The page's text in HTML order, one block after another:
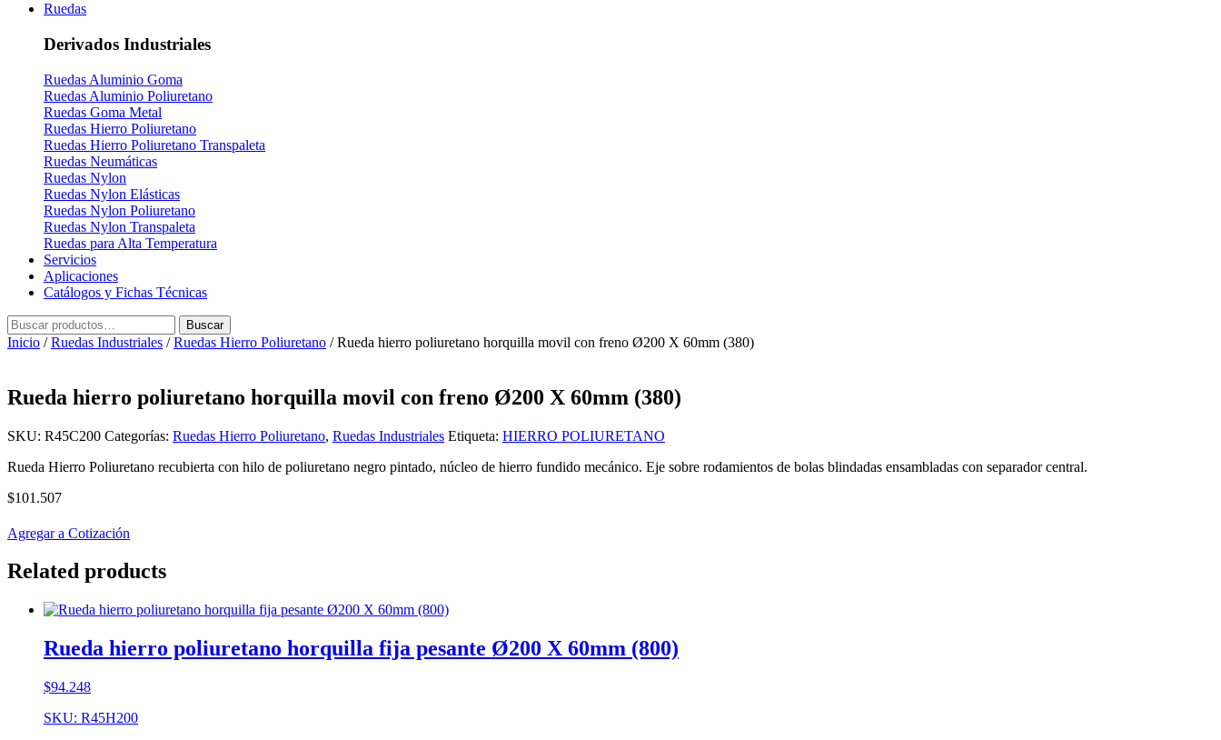
Ruedas
Derivados Industriales
Ruedas Aluminio Goma
Ruedas Aluminio Poliuretano
Ruedas Goma Metal
Ruedas Hierro Poliuretano
Ruedas Hierro Poliuretano Transpaleta
Ruedas Neumáticas
Ruedas Nylon
Ruedas Nylon Elásticas
Ruedas Nylon Poliuretano
Ruedas Nylon Transpaleta
Ruedas para Alta Temperatura
Servicios
Aplicaciones
Catálogos y Fichas Técnicas
Buscar
por:
Buscar
Inicio /Ruedas Industriales /Ruedas Hierro Poliuretano / Rueda hierro poliuretano horquilla movil con freno Ø200 X 60mm (380)
Rueda hierro poliuretano horquilla movil con freno Ø200 X 60mm (380)
SKU: R45C200 Categorías: Ruedas Hierro Poliuretano, Ruedas Industriales Etiqueta: HIERRO POLIURETANO
Rueda Hierro Poliuretano recubierta con hilo de poliuretano negro pintado, núcleo de hierro fundido mecánico. Eje sobre rodamientos de bolas blindadas ensambladas con separador central.
$101.507
Agregar a Cotización
Related products
Rueda hierro poliuretano horquilla fija pesante Ø200 X 60mm (800)
$94.248
SKU: R45H200